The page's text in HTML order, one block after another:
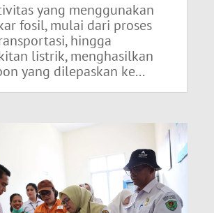
yang menggunakan
fosil, mulai dari proses
hingga
listrik, menghasilkan
yang dilepaskan ke...